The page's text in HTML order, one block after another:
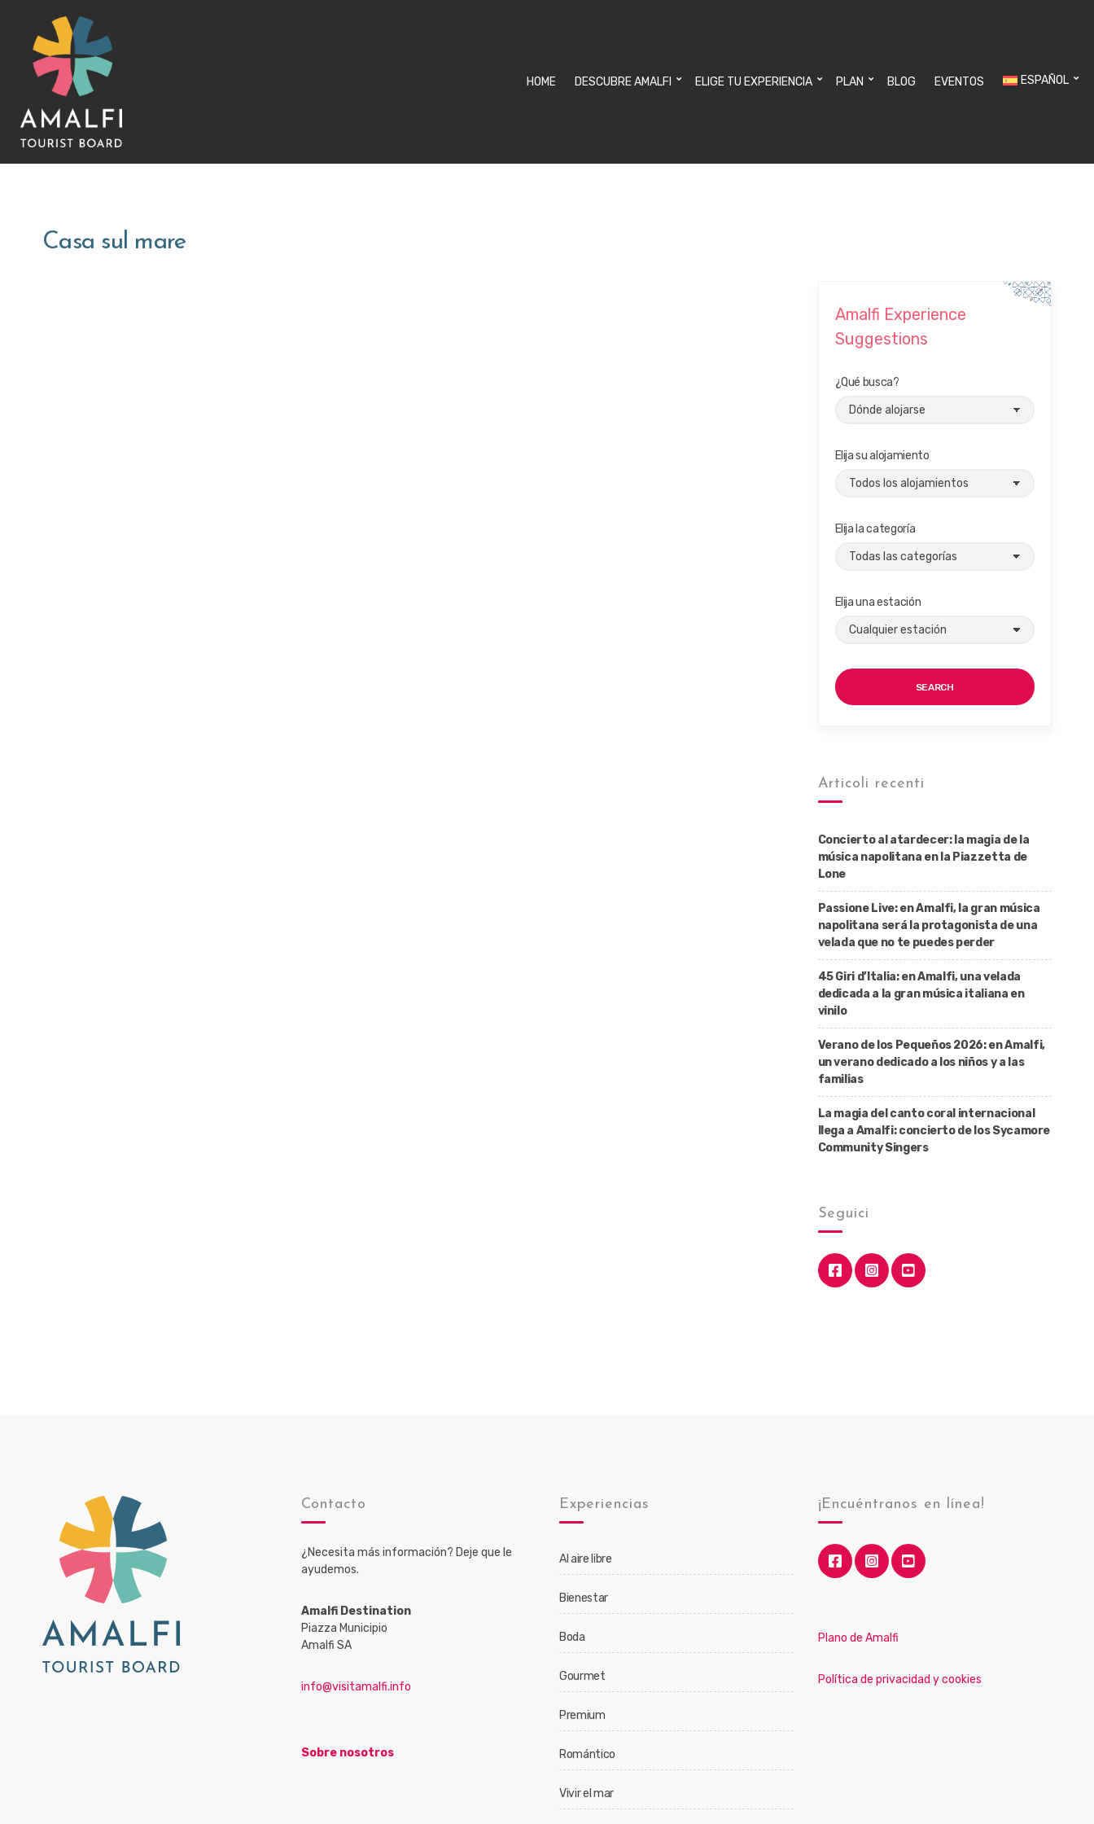
HOME DESCUBRE AMALFI ELIGE TU EXPERIENCIA PLAN BLOG EVENTOS ESPAÑOL
Casa sul mare
Amalfi Experience
Suggestions
¿Qué busca?
Elija su alojamiento
Elija la categoría
Elija una estación
SEARCH
Articoli recenti
Concierto al atardecer: la magia de la
música napolitana en la Piazzetta de
Lone
Passione Live: en Amalfi, la gran música
napolitana será la protagonista de una
velada que no te puedes perder
45 Giri d’Italia: en Amalfi, una velada
dedicada a la gran música italiana en
vinilo
Verano de los Pequeños 2026: en Amalfi,
un verano dedicado a los niños y a las
familias
La magia del canto coral internacional
llega a Amalfi: concierto de los Sycamore
Community Singers
Seguici
Contacto
¿Necesita más información? Deje que le
ayudemos.
Amalfi Destination
Piazza Municipio
Amalfi SA
info@visitamalfi.info
Sobre nosotros
Experiencias
Al aire libre
Bienestar
Boda
Gourmet
Premium
Romántico
Vivir el mar
¡Encuéntranos en línea!
Plano de Amalfi
Política de privacidad y cookies